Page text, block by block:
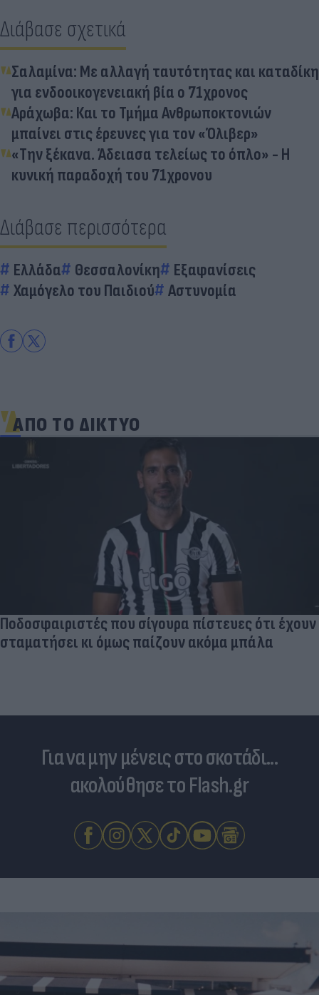
Διάβασε σχετικά
Σαλαμίνα: Με αλλαγή ταυτότητας και καταδίκη
για ενδοοικογενειακή βία ο 71χρονος
Αράχωβα: Και το Τμήμα Ανθρωποκτονιών
μπαίνει στις έρευνες για τον «Όλιβερ»
«Την ξέκανα. Άδειασα τελείως το όπλο» - Η
κυνική παραδοχή του 71χρονου
Διάβασε περισσότερα
Ελλάδα Θεσσαλονίκη
Εξαφανίσεις
Χαμόγελο του Παιδιού
Αστυνομία
ΑΠΟ ΤΟ ΔΙΚΤΥΟ
Ποδοσφαιριστές που σίγουρα πίστευες ότι έχουν
σταματήσει κι όμως παίζουν ακόμα μπάλα
Για να μην μένεις στο σκοτάδι...
ακολούθησε το Flash.gr